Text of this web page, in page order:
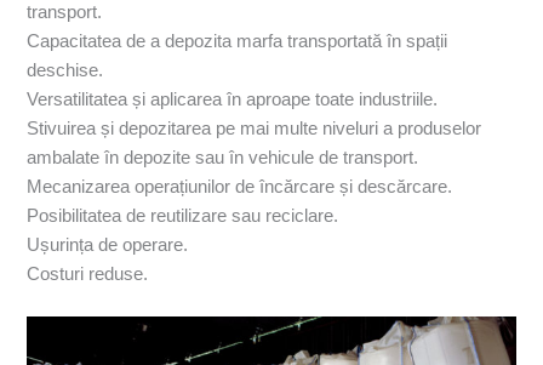
transport.
Capacitatea de a depozita marfa transportată în spații
deschise.
Versatilitatea și aplicarea în aproape toate industriile.
Stivuirea și depozitarea pe mai multe niveluri a produselor
ambalate în depozite sau în vehicule de transport.
Mecanizarea operațiunilor de încărcare și descărcare.
Posibilitatea de reutilizare sau reciclare.
Ușurința de operare.
Costuri reduse.